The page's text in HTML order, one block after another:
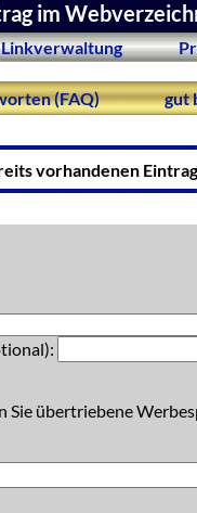
im
(FAQ) gut
vorhandenen
übertriebene